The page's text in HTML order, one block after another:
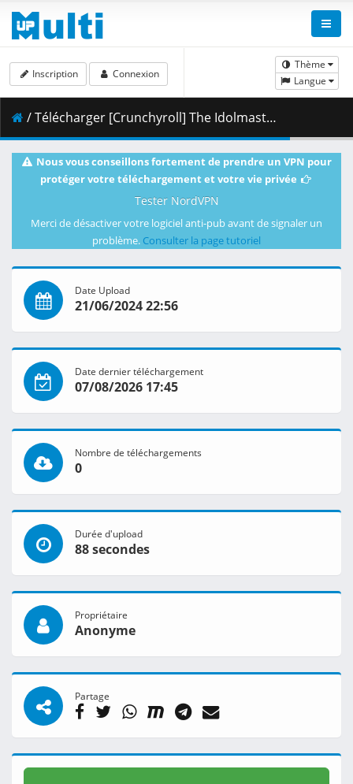
Thème
Langue
Inscription Connexion
/ Télécharger [Crunchyroll] The Idolmaster Shiny Colors - 01 [720p][Multiple Subtitle].mkv.001 ( 361.15 MB )
Nous vous conseillons fortement de prendre un VPN pour
protéger votre téléchargement et votre vie privée
Tester NordVPN
Merci de désactiver votre logiciel anti-pub avant de signaler un
problème. Consulter la page tutoriel
Date Upload
21/06/2024 22:56
Date dernier téléchargement
07/08/2026 17:45
Nombre de téléchargements
0
Durée d'upload
88 secondes
Propriétaire
Anonyme
Partage